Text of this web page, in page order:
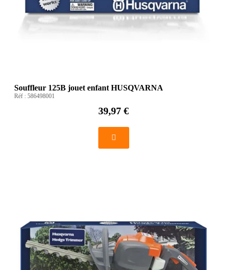
Souffleur 125B jouet enfant HUSQVARNA
Réf : 586498001
39,97 €